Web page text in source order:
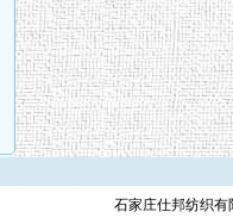
石家庄仕邦纺织